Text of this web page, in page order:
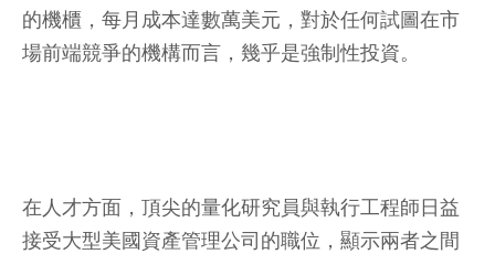
的機櫃，每月成本達數萬美元，對於任何試圖在市
場前端競爭的機構而言，幾乎是強制性投資。
在人才方面，頂尖的量化研究員與執行工程師日益
接受大型美國資產管理公司的職位，顯示兩者之間